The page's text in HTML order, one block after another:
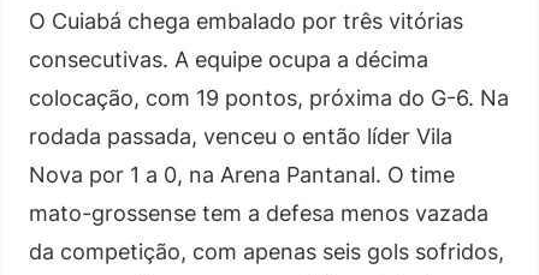
O Cuiabá chega embalado por três vitórias
consecutivas. A equipe ocupa a décima
colocação, com 19 pontos, próxima do G-6. Na
rodada passada, venceu o então líder Vila
Nova por 1 a 0, na Arena Pantanal. O time
mato-grossense tem a defesa menos vazada
da competição, com apenas seis gols sofridos,